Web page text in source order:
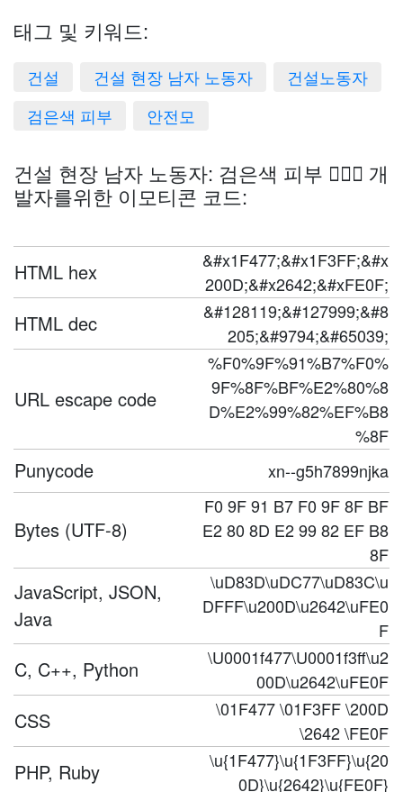
태그 및 키워드:
건설 건설 현장 남자 노동자
건설노동자
검은색 피부
안전모
건설 현장 남자 노동자: 검은색 피부 👷🏿‍♂️ 개
발자를위한 이모티콘 코드:
HTML hex
&#x1F477;&#x1F3FF;&#x
200D;&#x2642;&#xFE0F;
HTML dec
&#128119;&#127999;&#8
205;&#9794;&#65039;
URL escape code
%F0%9F%91%B7%F0%
9F%8F%BF%E2%80%8
D%E2%99%82%EF%B8
%8F
Punycode xn--g5h7899njka
Bytes (UTF-8)
F0 9F 91 B7 F0 9F 8F BF
E2 80 8D E2 99 82 EF B8
8F
JavaScript, JSON,
Java
\uD83D\uDC77\uD83C\u
DFFF\u200D\u2642\uFE0
F
C, C++, Python
\U0001f477\U0001f3ff\u2
00D\u2642\uFE0F
CSS
\01F477 \01F3FF \200D
\2642 \FE0F
PHP, Ruby
\u{1F477}\u{1F3FF}\u{20
0D}\u{2642}\u{FE0F}